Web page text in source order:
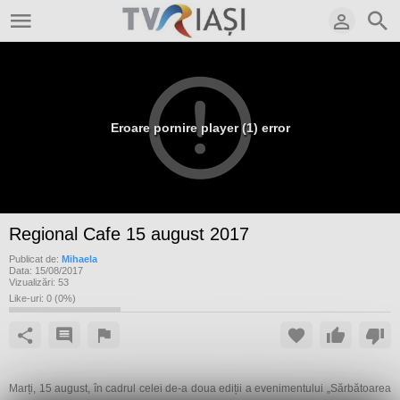
Eroare pornire player (1) error
Regional Cafe 15 august 2017
Publicat de: Mihaela
Data: 15/08/2017
Vizualizări: 53
Like-uri: 0 (0%)
Marți, 15 august, în cadrul celei de-a doua ediții a evenimentului „Sărbătoarea